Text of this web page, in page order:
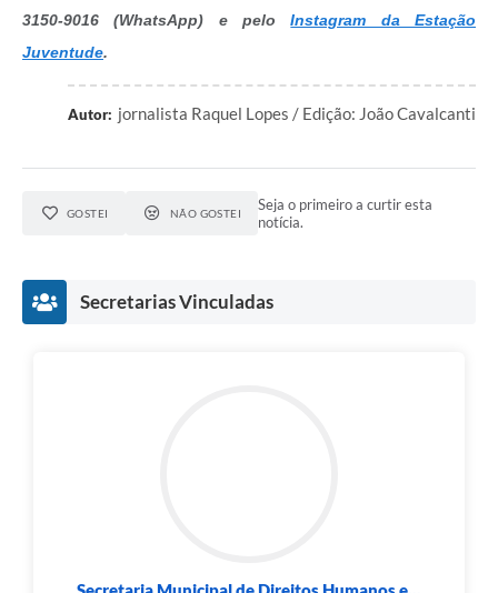
3150-9016 (WhatsApp) e peloInstagram da Estação
Juventude.
Autor: jornalista Raquel Lopes / Edição: João Cavalcanti
GOSTEI NÃO GOSTEI
Seja o primeiro a curtir esta
notícia.
Secretarias Vinculadas